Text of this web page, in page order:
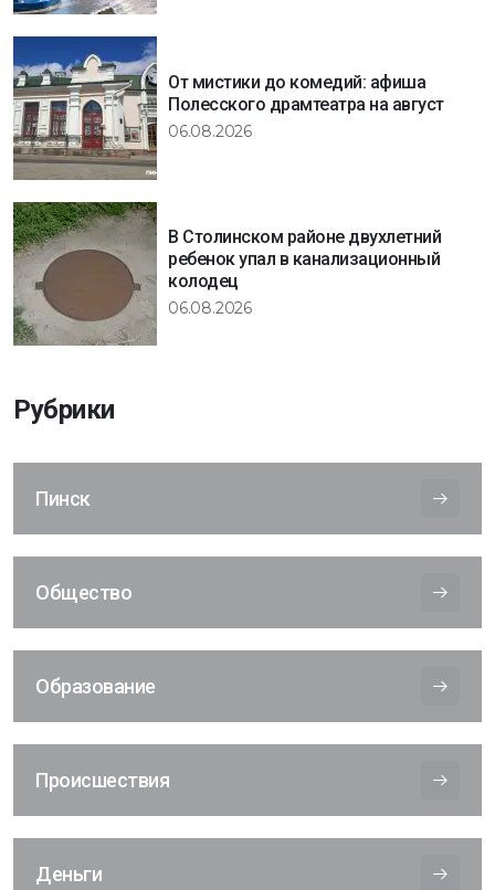
От мистики до комедий: афиша
Полесского драмтеатра на август
06.08.2026
В Столинском районе двухлетний
ребенок упал в канализационный
колодец
06.08.2026
Рубрики
Пинск
Общество
Образование
Происшествия
Деньги